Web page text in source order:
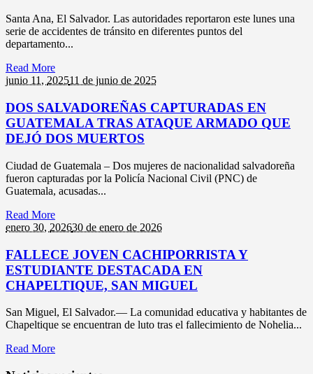
Santa Ana, El Salvador. Las autoridades reportaron este lunes una
serie de accidentes de tránsito en diferentes puntos del
departamento...
Read More
junio 11, 202511 de junio de 2025
DOS SALVADOREÑAS CAPTURADAS EN
GUATEMALA TRAS ATAQUE ARMADO QUE
DEJÓ DOS MUERTOS
Ciudad de Guatemala – Dos mujeres de nacionalidad salvadoreña
fueron capturadas por la Policía Nacional Civil (PNC) de
Guatemala, acusadas...
Read More
enero 30, 202630 de enero de 2026
FALLECE JOVEN CACHIPORRISTA Y
ESTUDIANTE DESTACADA EN
CHAPELTIQUE, SAN MIGUEL
San Miguel, El Salvador.— La comunidad educativa y habitantes de
Chapeltique se encuentran de luto tras el fallecimiento de Nohelia...
Read More